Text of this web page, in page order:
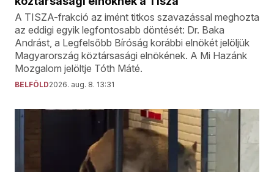
A TISZA-frakció az imént titkos szavazással meghozta
az eddigi egyik legfontosabb döntését: Dr. Baka
Andrást, a Legfelsőbb Bíróság korábbi elnökét jelöljük
Magyarország köztársasági elnökének. A Mi Hazánk
Mozgalom jelöltje Tóth Máté.
BELFÖLD2026. aug. 8. 13:31